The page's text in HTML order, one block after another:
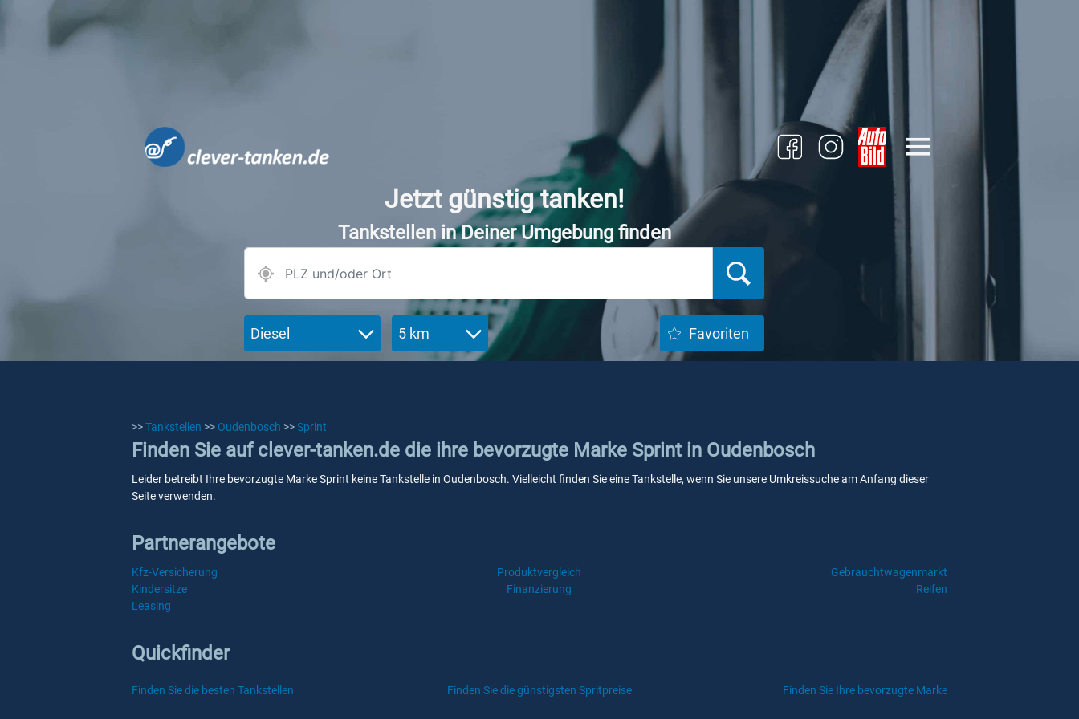
Jetzt günstig tanken!
Tankstellen in Deiner Umgebung finden
Diesel 5 km Favoriten
>>Tankstellen >> Oudenbosch >>Sprint
Finden Sie auf clever-tanken.de die ihre bevorzugte Marke Sprint in Oudenbosch
Leider betreibt Ihre bevorzugte Marke Sprint keine Tankstelle in Oudenbosch. Vielleicht finden Sie eine Tankstelle, wenn Sie unsere Umkreissuche am Anfang dieser
Seite verwenden.
Partnerangebote
Kfz-Versicherung Produktvergleich
Gebrauchtwagenmarkt
Kindersitze
Finanzierung
Reifen
Leasing
Quickfinder
Finden Sie die besten Tankstellen Finden Sie die günstigsten Spritpreise Finden Sie Ihre bevorzugte Marke